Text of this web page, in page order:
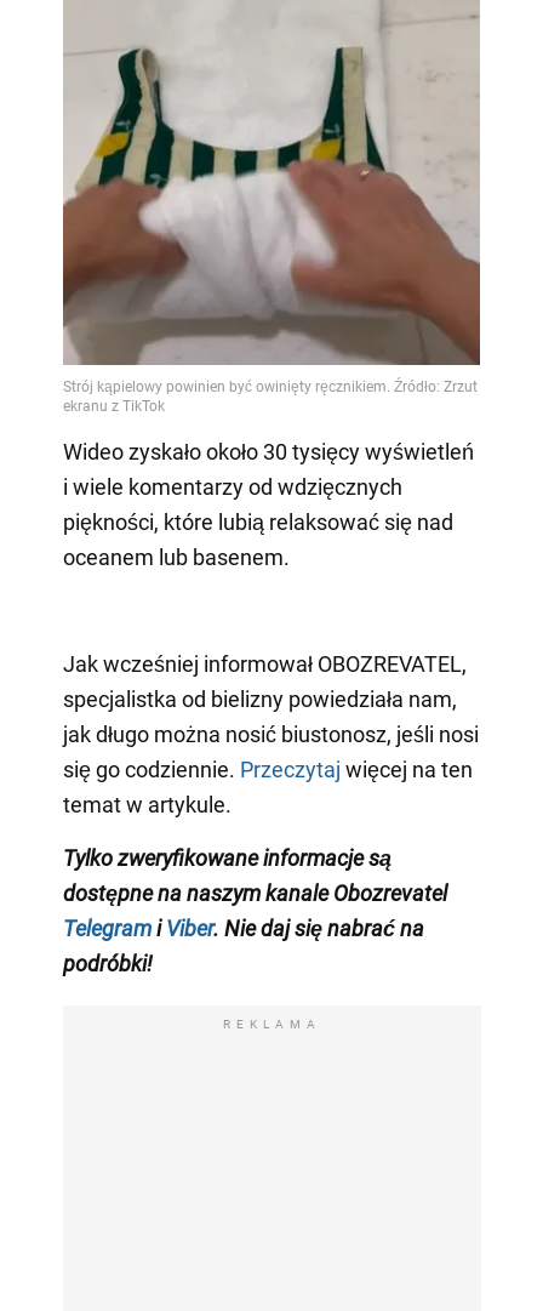
Wideo zyskało około 30 tysięcy wyświetleń
i wiele komentarzy od wdzięcznych
piękności, które lubią relaksować się nad
oceanem lub basenem.
Jak wcześniej informował OBOZREVATEL,
specjalistka od bielizny powiedziała nam,
jak długo można nosić biustonosz, jeśli nosi
się go codziennie. Przeczytaj więcej na ten
temat w artykule.
Tylko zweryfikowane informacje są
dostępne na naszym kanale Obozrevatel
TelegramiViber. Nie daj się nabrać na
podróbki!
REKLAMA